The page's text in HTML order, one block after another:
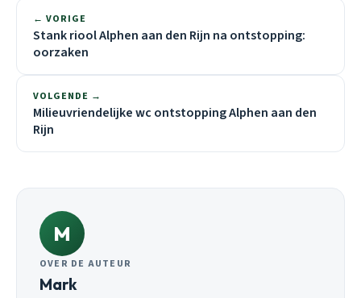
← VORIGE
Stank riool Alphen aan den Rijn na ontstopping:
oorzaken
VOLGENDE →
Milieuvriendelijke wc ontstopping Alphen aan den
Rijn
M
OVER DE AUTEUR
Mark